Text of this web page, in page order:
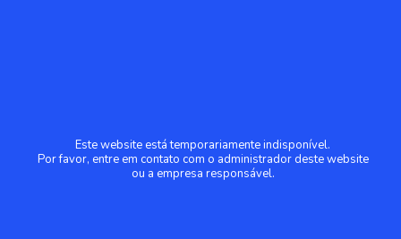
Este website está temporariamente indisponível.
Por favor, entre em contato com o administrador deste website
ou a empresa responsável.